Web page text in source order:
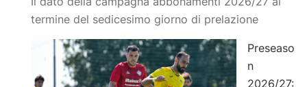
termine del sedicesimo giorno di prelazione
Preseaso
n
2026/27: